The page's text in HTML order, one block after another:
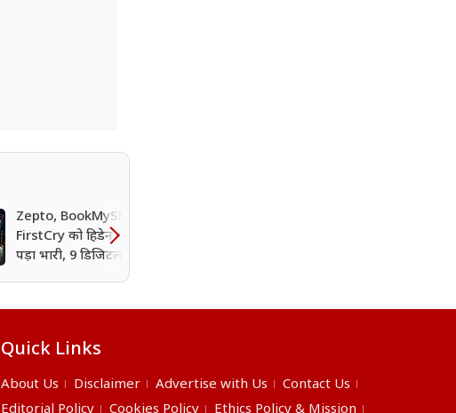
Zepto, BookMyShow,
FirstCry को हिडेन चार्ज लगाना
पड़ा भारी, 9 डिजिटल प्लेटफॉर्म्स
पर CCPA की कार्रवाई
Quick Links
About Us Disclaimer Advertise with Us
Contact Us